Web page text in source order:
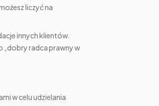
liczyć na
innych klientów.
„dobry radca prawny w
w celu udzielania